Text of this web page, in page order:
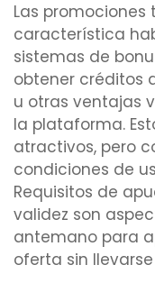
Las
característica
sistemas de
obtener créditos
u otras ventajas
la plataforma.
atractivos, pero
condiciones de
Requisitos de
validez son
antemano para
oferta sin